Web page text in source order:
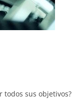
todos sus objetivos?